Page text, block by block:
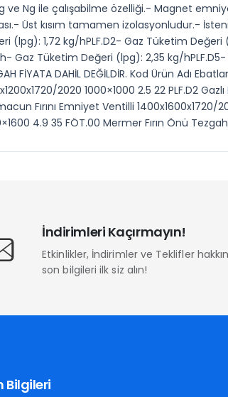
ve Ng ile çalışabilme özelliği.- Magnet
Üst kısım tamamen izolasyonludur.-
(lpg): 1,72 kg/hPLF.D2- Gaz Tüketim
Gaz Tüketim Değeri (lpg): 2,35 kg/
FİYATA DAHİL DEĞİLDİR. Kod Ürün Adı
2020 1000×1000 2.5 22 PLF.D2
Fırını Emniyet Ventilli 1400x1600x1720/
4.9 35 FÖT.00 Mermer Fırın Önü
İndirimleri Kaçırmayın!
Etkinlikler, İndirimler ve Teklifler
son bilgileri ilk siz alın!
Bilgileri